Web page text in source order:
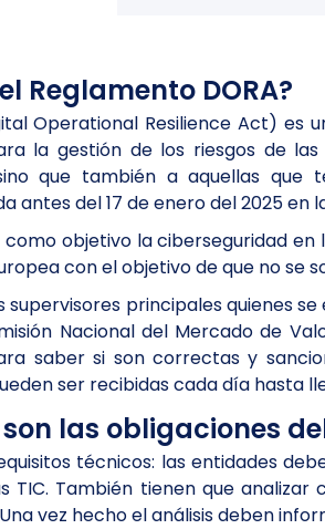
Reglamento DORA?
Operational Resilience Act)
la gestión de los riesgos de
que también a aquellas que
antes del 17 de enero del 2025 en
como objetivo la ciberseguridad
con el objetivo de que no se
supervisores principales quienes
Nacional del Mercado de
saber si son correctas y
ser recibidas cada día hasta
las obligaciones
técnicos: las entidades
TIC. También tienen que
vez hecho el análisis deben